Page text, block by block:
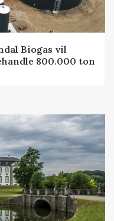
Biogas vil
800.000 ton